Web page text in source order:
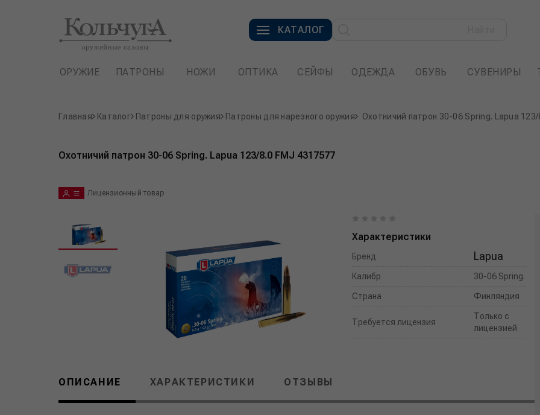
КАТАЛОГ
ОРУЖИЕ ПАТРОНЫ НОЖИ ОПТИКА СЕЙФЫ ОДЕЖДА ОБУВЬ СУВЕНИРЫ
Главная Каталог Патроны для оружия Патроны для нарезного оружия Охотничий патрон 30-06 Spring. Lapua
Охотничий патрон 30-06 Spring. Lapua 123/8.0 FMJ 4317577
Лицензионный товар
Характеристики
Бренд Lapua
Калибр 30-06 Spring.
Страна Финляндия
Требуется лицензия
Только с
лицензией
ОПИСАНИЕ ХАРАКТЕРИСТИКИ ОТЗЫВЫ